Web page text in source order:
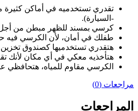
تقدري تستخدميه في أماكن كثيرة
-السيارة).
كرسي بمسند للظهر مبطن من
طفلك في أمان، لأن الكرسي فيه
هتقدري تستخدميها كصندوق
هتأخذيه معكي في أي مكان لأنك
الكرسي مقاوم للمياه، هتحافظي
مراجعات (0)
المراجعات